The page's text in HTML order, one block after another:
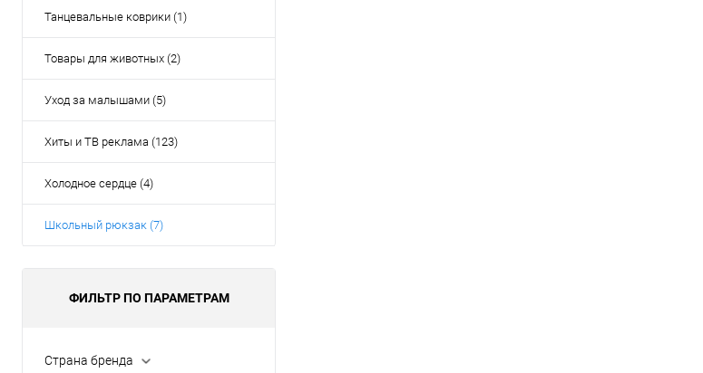
Танцевальные коврики (1)
Товары для животных (2)
Уход за малышами (5)
Хиты и ТВ реклама (123)
Холодное сердце (4)
Школьный рюкзак (7)
ФИЛЬТР ПО ПАРАМЕТРАМ
Страна бренда